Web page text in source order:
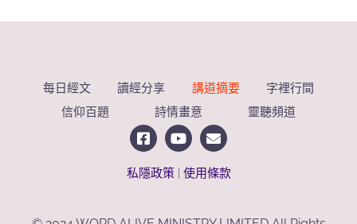
每日經文 讀經分享 講道摘要
字裡行間
信仰百題
詩情畫意 靈聽頻道
私隱政策| 使用條款